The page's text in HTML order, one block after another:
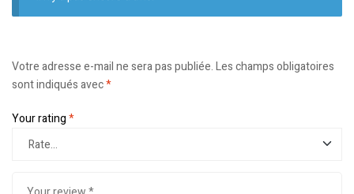
Votre adresse e-mail ne sera pas publiée.Les champs obligatoires
sont indiqués avec*
Your rating*